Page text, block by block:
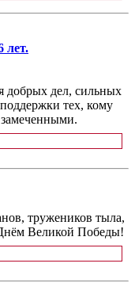
лет.
добрых дел, сильных
тех, кому
тружеников тыла,
Великой Победы!